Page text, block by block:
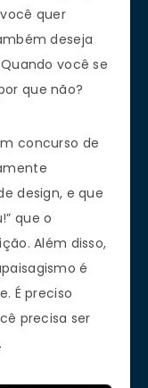
quer
deseja
você se
que não?
concurso de
design, e que
que o
Além disso,
é
É preciso
precisa ser